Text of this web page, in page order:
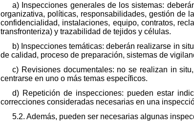
a) Inspecciones generales de los sistemas:
organizativa, políticas, responsabilidades, gestión de
confidencialidad, instalaciones, equipo, contratos,
transfronteriza) y trazabilidad de tejidos y células.
b) Inspecciones temáticas: deberán realizarse in
de calidad, proceso de preparación, sistemas de
c) Revisiones documentales: no se realizan in
centrarse en uno o más temas específicos.
d) Repetición de inspecciones: pueden estar
correcciones consideradas necesarias en una
5.2. Además, pueden ser necesarias algunas